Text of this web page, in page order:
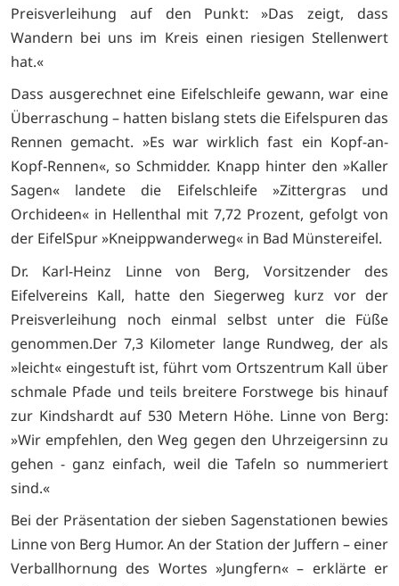
Preisverleihung auf den Punkt: »Das zeigt, dass
Wandern bei uns im Kreis einen riesigen Stellenwert
hat.«
Dass ausgerechnet eine Eifelschleife gewann, war eine
Überraschung – hatten bislang stets die Eifelspuren das
Rennen gemacht. »Es war wirklich fast ein Kopf-an-
Kopf-Rennen«, so Schmidder. Knapp hinter den »Kaller
Sagen« landete die Eifelschleife »Zittergras und
Orchideen« in Hellenthal mit 7,72 Prozent, gefolgt von
der EifelSpur »Kneippwanderweg« in Bad Münstereifel.
Dr. Karl-Heinz Linne von Berg, Vorsitzender des
Eifelvereins Kall, hatte den Siegerweg kurz vor der
Preisverleihung noch einmal selbst unter die Füße
genommen.Der 7,3 Kilometer lange Rundweg, der als
»leicht« eingestuft ist, führt vom Ortszentrum Kall über
schmale Pfade und teils breitere Forstwege bis hinauf
zur Kindshardt auf 530 Metern Höhe. Linne von Berg:
»Wir empfehlen, den Weg gegen den Uhrzeigersinn zu
gehen - ganz einfach, weil die Tafeln so nummeriert
sind.«
Bei der Präsentation der sieben Sagenstationen bewies
Linne von Berg Humor. An der Station der Juffern – einer
Verballhornung des Wortes »Jungfern« – erklärte er